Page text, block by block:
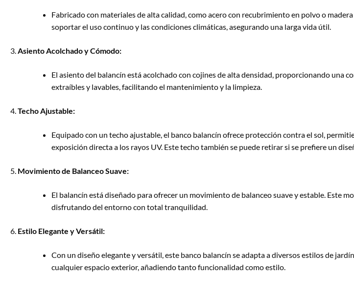
Fabricado con materiales de alta calidad, como acero con recubrimiento en polvo o
soportar el uso continuo y las condiciones climáticas, asegurando una larga vida útil.
Asiento Acolchado y Cómodo:
El asiento del balancín está acolchado con cojines de alta densidad, proporcionando una
extraíbles y lavables, facilitando el mantenimiento y la limpieza.
Techo Ajustable:
Equipado con un techo ajustable, el banco balancín ofrece protección contra el sol,
exposición directa a los rayos UV. Este techo también se puede retirar si se prefiere un
Movimiento de Balanceo Suave:
El balancín está diseñado para ofrecer un movimiento de balanceo suave y estable. Este
disfrutando del entorno con total tranquilidad.
Estilo Elegante y Versátil:
Con un diseño elegante y versátil, este banco balancín se adapta a diversos estilos de
cualquier espacio exterior, añadiendo tanto funcionalidad como estilo.